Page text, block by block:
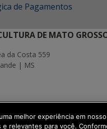
de Pagamentos
DE MATO
da Costa 559
| MS
Executiva de
melhor experiência em
relevantes para você.